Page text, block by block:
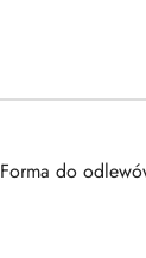
Forma do